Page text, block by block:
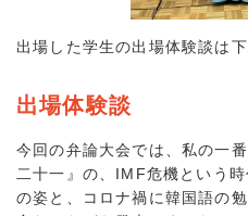
出場した学生の出場体験談は
出場体験談
今回の弁論大会では、私の一
二十一』の、IMF危機という
の姿と、コロナ禍に韓国語の